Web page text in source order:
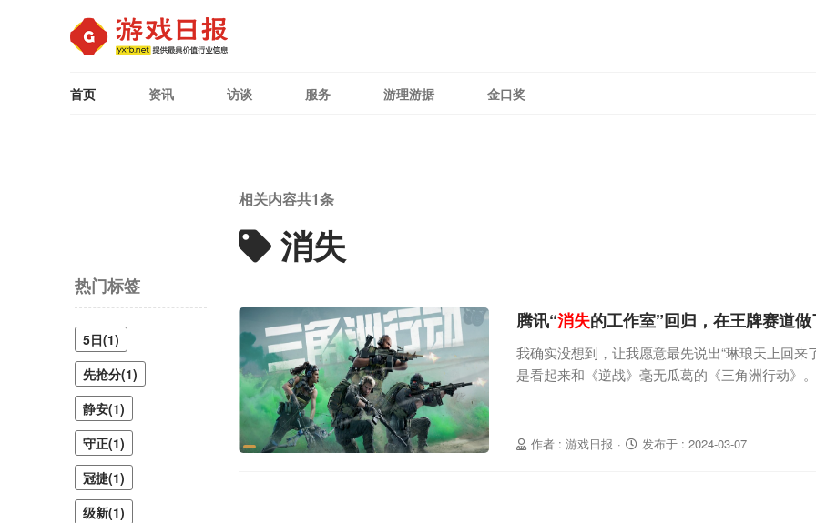
首页 资讯 访谈 服务 游理游据 金口奖
热门标签
5日(1)
先抢分(1)
静安(1)
守正(1)
冠捷(1)
级新(1)
相关内容共1条
消失
作者 : 游戏日报 · 发布于 : 2024-03-07
腾讯“消失的工作室”回归，在王牌赛道
我确实没想到，让我愿意最先说出“琳琅天上回来
是看起来和《逆战》毫无瓜葛的《三角洲行动》
场很多玩家不太一样的是，我知道《三角洲行动